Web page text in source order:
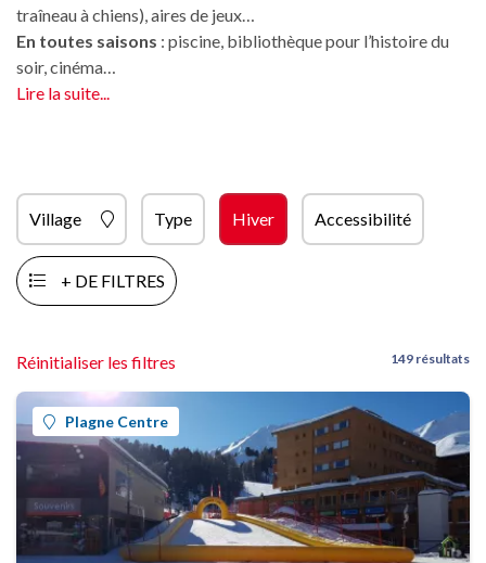
traîneau à chiens), aires de jeux…
En toutes saisons : piscine, bibliothèque pour l’histoire du
soir, cinéma…
Lire la suite...
Village Type Hiver Accessibilité
+ DE FILTRES
Réinitialiser les filtres 149 résultats
Plagne Centre